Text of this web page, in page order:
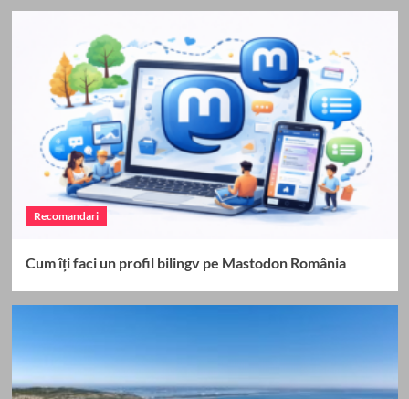
Recomandari
Cum îți faci un profil bilingv pe Mastodon România